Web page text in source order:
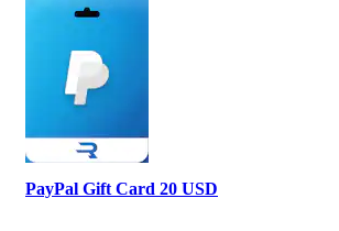
PayPal Gift Card 20 USD